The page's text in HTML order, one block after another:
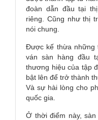
đoàn dẫn đầu tại
riêng. Cũng như thị
nói chung.
Được kế thừa những
ván sàn hàng đầu
thương hiệu của tập
bật lên để trở thành
Và sự hài lòng cho
quốc gia.
Ở thời điểm này,